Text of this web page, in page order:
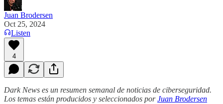
Juan Brodersen
Oct 25, 2024
Listen
4
Dark News es un resumen semanal de noticias de ciberseguridad.
Los temas están producidos y seleccionados porJuan Brodersen